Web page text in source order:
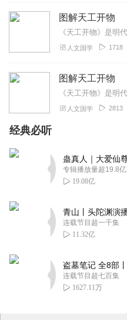
图解天工开物
人文国学 1718
图解天工开物
人文国学 2813
经典必听
专辑播放量超19.8亿
19.08亿
连载节目超一千集
11.32亿
连载节目超七百集
1627.11万